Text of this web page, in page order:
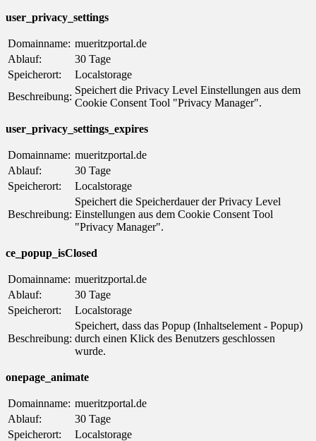
user_privacy_settings
Domainname: mueritzportal.de
Ablauf:
30 Tage
Speicherort:
Localstorage
Beschreibung:
Speichert die Privacy Level Einstellungen aus dem
Cookie Consent Tool "Privacy Manager".
user_privacy_settings_expires
Domainname: mueritzportal.de
Ablauf:
30 Tage
Speicherort:
Localstorage
Beschreibung:
Speichert die Speicherdauer der Privacy Level
Einstellungen aus dem Cookie Consent Tool
"Privacy Manager".
ce_popup_isClosed
Domainname: mueritzportal.de
Ablauf:
30 Tage
Speicherort:
Localstorage
Beschreibung:
Speichert, dass das Popup (Inhaltselement - Popup)
durch einen Klick des Benutzers geschlossen
wurde.
onepage_animate
Domainname: mueritzportal.de
Ablauf:
30 Tage
Speicherort:
Localstorage